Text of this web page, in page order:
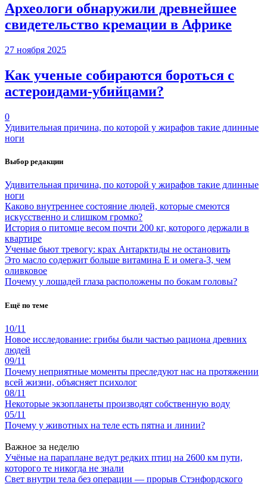
Археологи обнаружили древнейшее
свидетельство кремации в Африке
27 ноября 2025
Как ученые собираются бороться с
астероидами-убийцами?
0
Удивительная причина, по которой у жирафов такие длинные
ноги
Выбор редакции
Удивительная причина, по которой у жирафов такие длинные
ноги
Каково внутреннее состояние людей, которые смеются
искусственно и слишком громко?
История о питомце весом почти 200 кг, которого держали в
квартире
Ученые бьют тревогу: крах Антарктиды не остановить
Это масло содержит больше витамина Е и омега-3, чем
оливковое
Почему у лошадей глаза расположены по бокам головы?
Ещё по теме
10/11
Новое исследование: грибы были частью рациона древних
людей
09/11
Почему неприятные моменты преследуют нас на протяжении
всей жизни, объясняет психолог
08/11
Некоторые экзопланеты производят собственную воду
05/11
Почему у животных на теле есть пятна и линии?
Важное за неделю
Учёные на параплане ведут редких птиц на 2600 км пути,
которого те никогда не знали
Свет внутри тела без операции — прорыв Стэнфордского